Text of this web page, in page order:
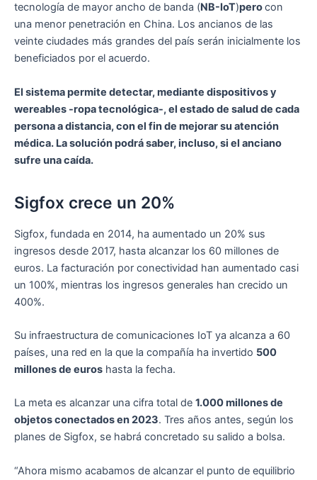
tecnología de mayor ancho de banda (NB-IoT)perocon
una menor penetración en China. Los ancianos de las
veinte ciudades más grandes del país serán inicialmente los
beneficiados por el acuerdo.
El sistema permite detectar, mediante dispositivos y
wereables -ropa tecnológica-, el estado de salud de cada
persona a distancia, con el fin de mejorar su atención
médica. La solución podrá saber, incluso, si el anciano
sufre una caída.
Sigfox crece un 20%
Sigfox, fundada en 2014, ha aumentado un 20% sus
ingresos desde 2017, hasta alcanzar los 60 millones de
euros. La facturación por conectividad han aumentado casi
un 100%, mientras los ingresos generales han crecido un
400%.
Su infraestructura de comunicaciones IoT ya alcanza a 60
países, una red en la que la compañía ha invertido 500
millones de euros hasta la fecha.
La meta es alcanzar una cifra total de 1.000 millones de
objetos conectados en 2023. Tres años antes, según los
planes de Sigfox, se habrá concretado su salido a bolsa.
“Ahora mismo acabamos de alcanzar el punto de equilibrio